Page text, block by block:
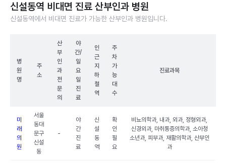
신설동역 비대면 진료 산부인과 병원
신설동역에서 비대면 진료가 가능한 산부인과 병원입니다.
병
원
명
주
소
산
부
인
과
전
문
의
야
간/
일
요
일
진
료
인
근
지
하
철
역
주
차
가
능
대
수
진료과목
미
래
의
원
서울
동대
문구
신설
동
-
야
간
진
료
신
설
동
역
확
인
필
요
비뇨의학과, 내과, 외과, 정형외과,
신경외과, 마취통증의학과, 소아청
소년과, 피부과, 재활의학과, 산부인
과